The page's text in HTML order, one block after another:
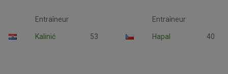
Entraîneur
Kalinić 53
Entraîneur
Hapal 40